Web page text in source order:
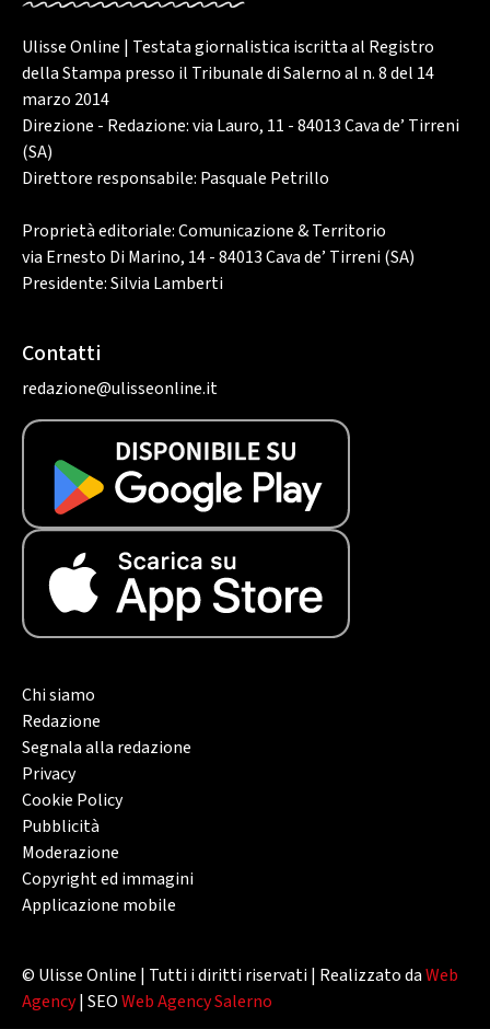
Ulisse Online | Testata giornalistica iscritta al Registro
della Stampa presso il Tribunale di Salerno al n. 8 del 14
marzo 2014
Direzione - Redazione: via Lauro, 11 - 84013 Cava de’ Tirreni
(SA)
Direttore responsabile: Pasquale Petrillo
Proprietà editoriale: Comunicazione & Territorio
via Ernesto Di Marino, 14 - 84013 Cava de’ Tirreni (SA)
Presidente: Silvia Lamberti
Contatti
redazione@ulisseonline.it
Chi siamo
Redazione
Segnala alla redazione
Privacy
Cookie Policy
Pubblicità
Moderazione
Copyright ed immagini
Applicazione mobile
© Ulisse Online | Tutti i diritti riservati | Realizzato daWeb
Agency| SEOWeb Agency Salerno